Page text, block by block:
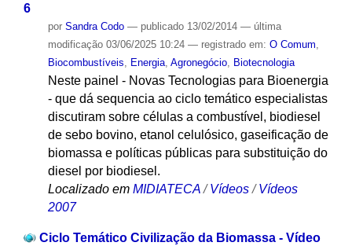
6
por Sandra Codo — publicado13/02/2014 — última
modificação03/06/2025 10:24 — registrado em: O Comum
Biocombustíveis
Energia, Agronegócio, Biotecnologia
Neste painel - Novas Tecnologias para Bioenergia
- que dá sequencia ao ciclo temático especialistas
discutiram sobre células a combustível, biodiesel
de sebo bovino, etanol celulósico, gaseificação de
biomassa e políticas públicas para substituição do
diesel por biodiesel.
Localizado em MIDIATECA /Vídeos /Vídeos
2007
Ciclo Temático Civilização da Biomassa - Vídeo